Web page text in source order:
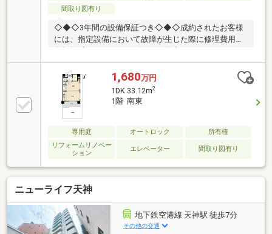
間取り図有り
◇◆◇3年間の設備保証つき◇◆◇成約されたお客様
には、指定設備において故障が生じた際に修理費用の
仲介会社を介さず、弊社から直接ご購入された場合に
適用※保証内容の制限・保証限度額の設定あり◆◇◆
設備トラブルの問い合わせを24時間受付対応！◆◇◆
成約されたお客様には、突発的な設備トラブルに対応
する「駆けつけ」サービスを提供しております。24時
間365日コールセンター対応！30分以内の一次応急処
置を無料にて行います。※対象期間：物件引き渡し日
から1年後の月末まで※対象者・対象設備・その他諸条
件あり
1,680万円
1DK 33.12m2
1階 南東
専用庭 オートロック
所有権
リフォームリノベー
ション
エレベーター 間取り図有り
ニューライフ天神
地下鉄空港線 天神駅 徒歩7分
その他の交通